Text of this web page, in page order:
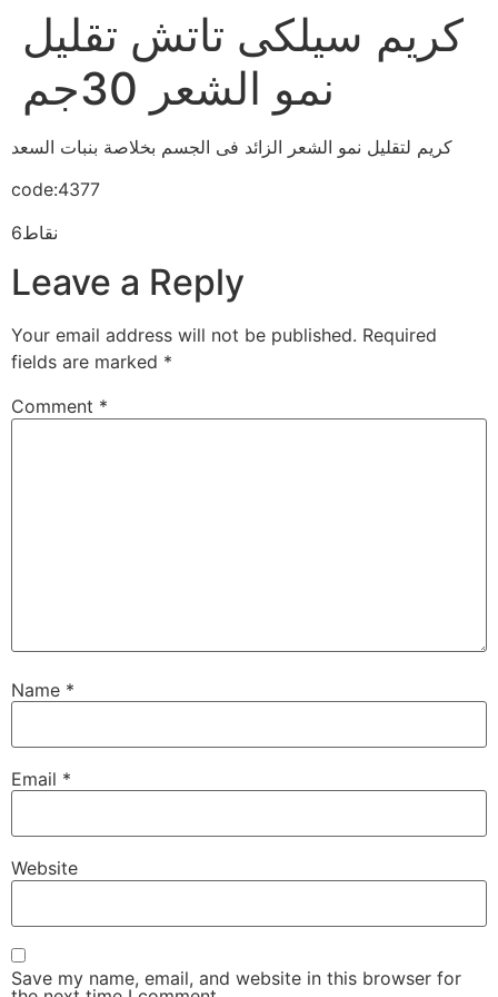
كريم سيلكى تاتش تقليل
نمو الشعر 30جم
كريم لتقليل نمو الشعر الزائد فى الجسم بخلاصة بنبات السعد
code:4377
6نقاط
Leave a Reply
Your email address will not be published. Required
fields are marked *
Comment *
Name *
Email *
Website
Save my name, email, and website in this browser for